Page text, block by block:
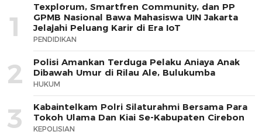
1
Texplorum, Smartfren Community, dan PP
GPMB Nasional Bawa Mahasiswa UIN Jakarta
Jelajahi Peluang Karir di Era IoT
PENDIDIKAN
2
Polisi Amankan Terduga Pelaku Aniaya Anak
Dibawah Umur di Rilau Ale, Bulukumba
HUKUM
3
Kabaintelkam Polri Silaturahmi Bersama Para
Tokoh Ulama Dan Kiai Se-Kabupaten Cirebon
KEPOLISIAN